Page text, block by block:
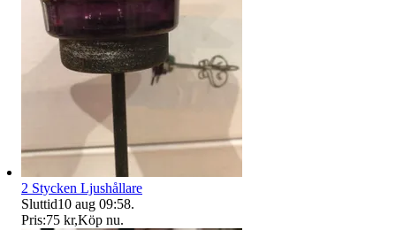
2 Stycken Ljushållare
Sluttid10 aug 09:58.
Pris:75 kr,Köp nu.